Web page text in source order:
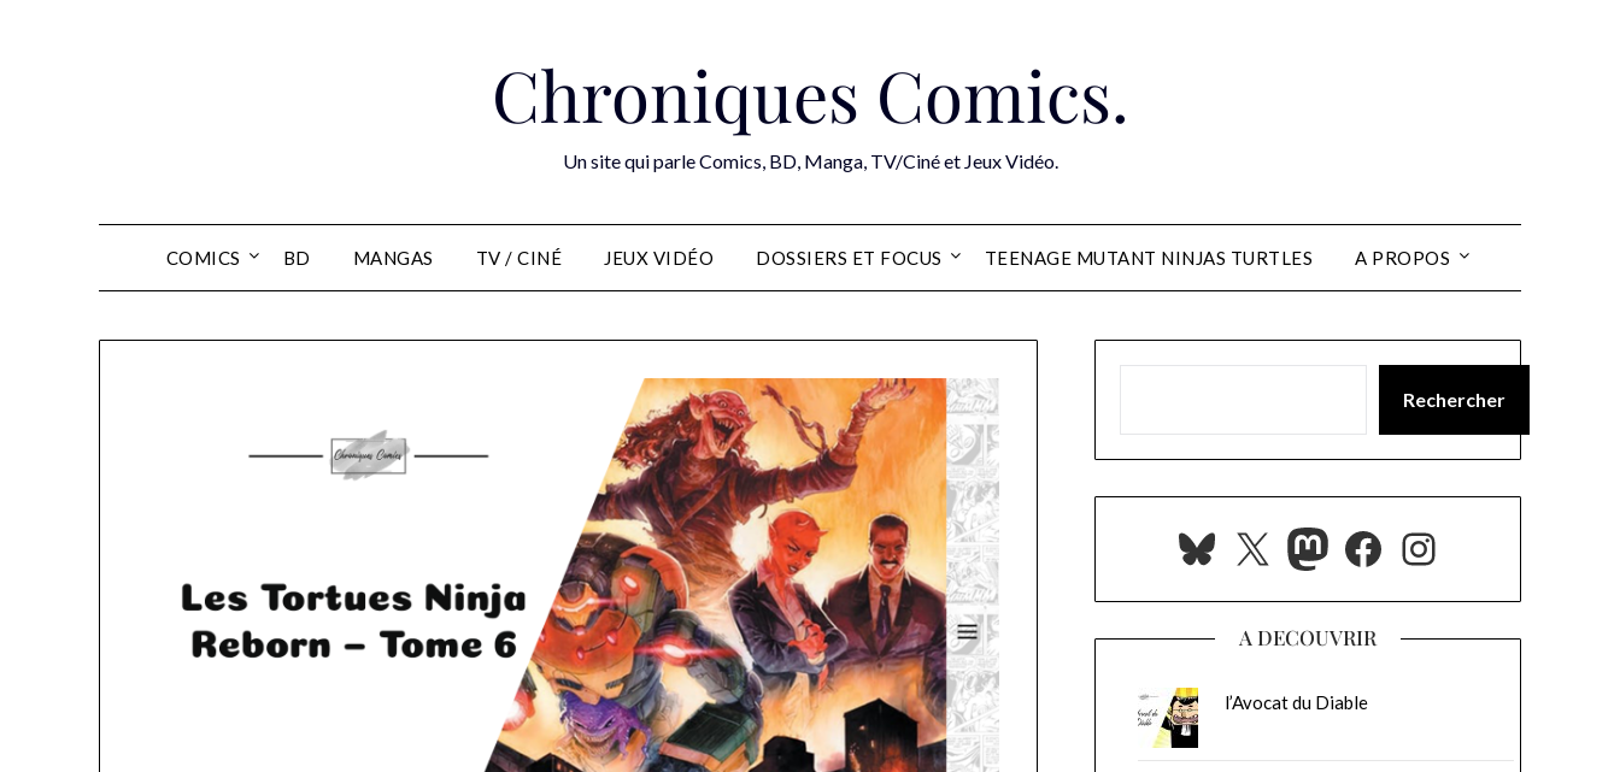
Chroniques Comics.
Un site qui parle Comics, BD, Manga, TV/Ciné et Jeux Vidéo.
COMICS BD MANGAS TV / CINÉ JEUX VIDÉO DOSSIERS ET FOCUS TEENAGE MUTANT NINJAS TURTLES A PROPOS
Rechercher
Bluesky
X Mastodon
Facebook
Instagram
A DECOUVRIR
l’Avocat du Diable